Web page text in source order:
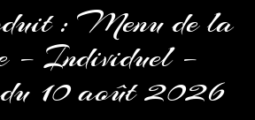
: Menu de la
– Individuel –
du 10 août 2026